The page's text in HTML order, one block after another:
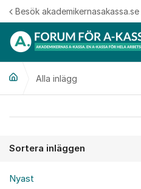
Hoppa till innehåll
Besök akademikernasakassa.se
Alla inlägg
Sortera inläggen
Nyast